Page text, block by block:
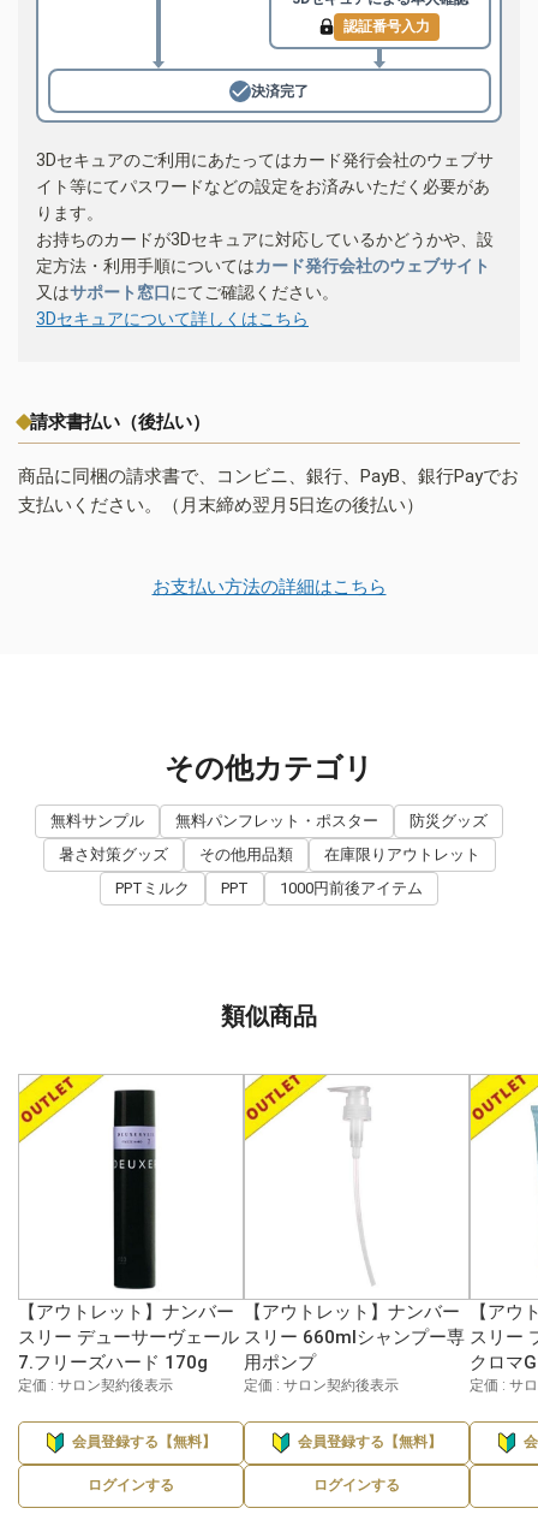
認証番号入力
決済完了
3Dセキュアのご利用にあたってはカード発行会社のウェブサ
イト等にてパスワードなどの設定をお済みいただく必要があ
ります。
お持ちのカードが3Dセキュアに対応しているかどうかや、設
定方法・利用手順についてはカード発行会社のウェブサイト
又はサポート窓口にてご確認ください。
3Dセキュアについて詳しくはこちら
請求書払い（後払い）
商品に同梱の請求書で、コンビニ、銀行、PayB、銀行Payでお
支払いください。（月末締め翌月5日迄の後払い）
お支払い方法の詳細はこちら
その他カテゴリ
無料サンプル 無料パンフレット・ポスター
防災グッズ
暑さ対策グッズ
その他用品類
在庫限りアウトレット
PPTミルク
PPT 1000円前後アイテム
類似商品
【アウトレット】ナンバー
スリー デューサーヴェール
7.フリーズハード 170g
定価 : サロン契約後表示
会員登録する【無料】
ログインする
【アウトレット】ナンバー
スリー 660mlシャンプー専
用ポンプ
定価 : サロン契約後表示
会員登録する【無料】
ログインする
【アウ
スリー
クロマ
定価 : サ